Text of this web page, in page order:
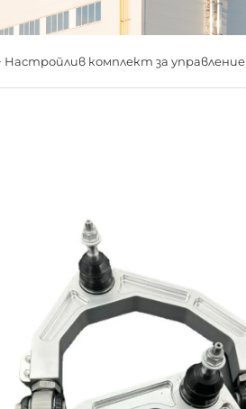
Настройлив комплект за управление